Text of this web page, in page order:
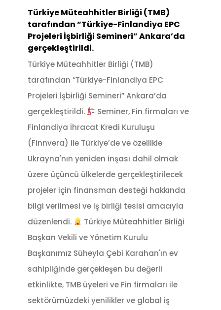
Türkiye Müteahhitler Birliği (TMB)
tarafından “Türkiye-Finlandiya EPC
Projeleri İşbirliği Semineri” Ankara’da
gerçekleştirildi.
Türkiye Müteahhitler Birliği (TMB)
tarafından “Türkiye-Finlandiya EPC
Projeleri İşbirliği Semineri” Ankara’da
gerçekleştirildi.
Seminer, Fin firmaları ve
Finlandiya İhracat Kredi Kuruluşu
(Finnvera) ile Türkiye’de ve özellikle
Ukrayna'nın yeniden inşası dahil olmak
üzere üçüncü ülkelerde gerçekleştirilecek
projeler için finansman desteği hakkında
bilgi verilmesi ve iş birliği tesisi amacıyla
düzenlendi.
Türkiye Müteahhitler Birliği
Başkan Vekili ve Yönetim Kurulu
Başkanımız Süheyla Çebi Karahan'ın ev
sahipliğinde gerçekleşen bu değerli
etkinlikte, TMB üyeleri ve Fin firmaları ile
sektörümüzdeki yenilikler ve global iş